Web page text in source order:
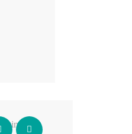
Añadir al carrito